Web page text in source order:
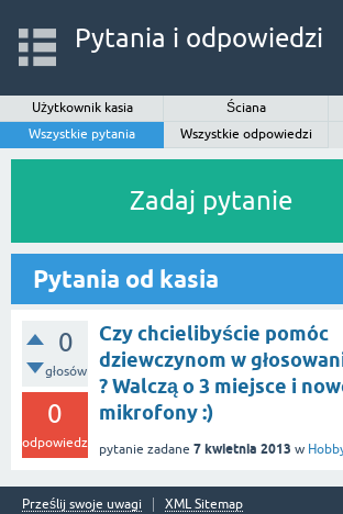
Pytania i odpowiedzi
Użytkownik kasia Ściana
Wszystkie pytania
Wszystkie odpowiedzi
Zadaj pytanie
Pytania od kasia
0
głosów
0
odpowiedzi
Czy chcielibyście pomóc
dziewczynom w
? Walczą o 3 miejsce i
mikrofony :)
pytanie zadane 7 kwietnia 2013 w
Prześlij swoje uwagi
XML Sitemap